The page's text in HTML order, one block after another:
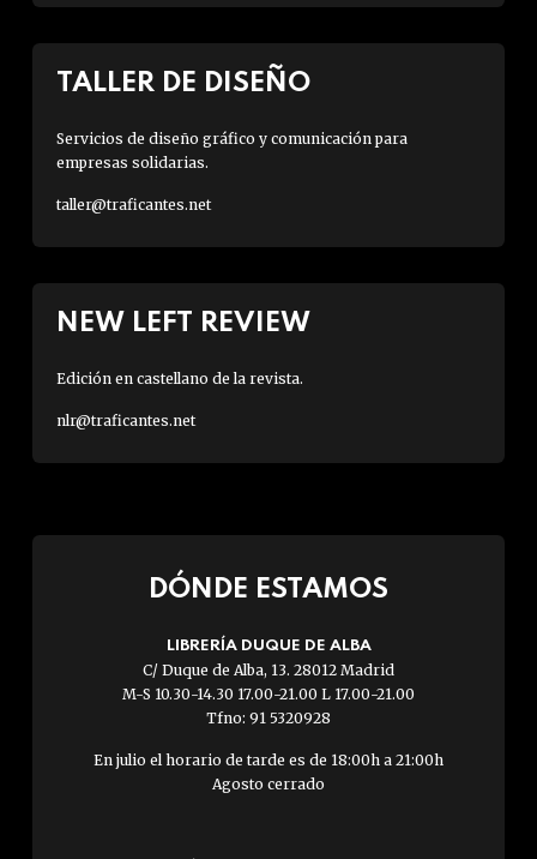
TALLER DE DISEÑO
Servicios de diseño gráfico y comunicación para
empresas solidarias.
taller@traficantes.net
NEW LEFT REVIEW
Edición en castellano de la revista.
nlr@traficantes.net
DÓNDE ESTAMOS
LIBRERÍA DUQUE DE ALBA
C/ Duque de Alba, 13. 28012 Madrid
M-S 10.30-14.30 17.00-21.00 L 17.00-21.00
Tfno: 91 5320928
En julio el horario de tarde es de 18:00h a 21:00h
Agosto cerrado